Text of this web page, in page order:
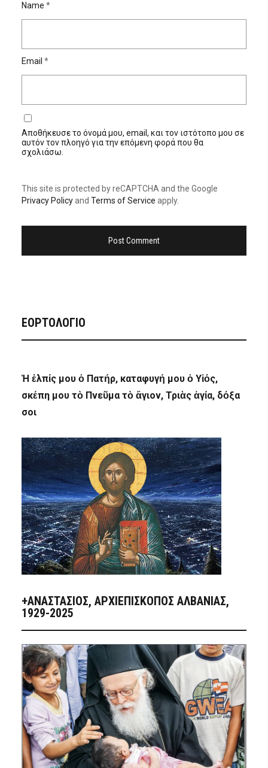
Name *
Email *
Αποθήκευσε το όνομά μου, email, και τον ιστότοπο μου σε
αυτόν τον πλοηγό για την επόμενη φορά που θα
σχολιάσω.
This site is protected by reCAPTCHA and the Google
Privacy Policyand Terms of Service apply.
ΕΟΡΤΟΛΟΓΙΟ
Ἡ ἐλπίς μου ὁ Πατήρ, καταφυγή μου ὁ Υἱός,
σκέπη μου τὸ Πνεῦμα τὸ ἅγιον, Τριὰς ἁγία, δόξα
σοι
+ΑΝΑΣΤΆΣΙΟΣ, ΑΡΧΙΕΠΊΣΚΟΠΟΣ ΑΛΒΑΝΊΑΣ,
1929-2025